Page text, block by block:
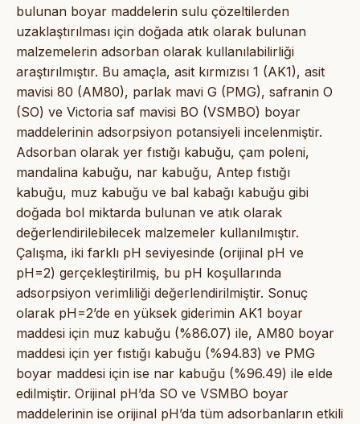
bulunan boyar maddelerin sulu çözeltilerden
uzaklaştırılması için doğada atık olarak bulunan
malzemelerin adsorban olarak kullanılabilirliği
araştırılmıştır. Bu amaçla, asit kırmızısı 1 (AK1), asit
mavisi 80 (AM80), parlak mavi G (PMG), safranin O
(SO) ve Victoria saf mavisi BO (VSMBO) boyar
maddelerinin adsorpsiyon potansiyeli incelenmiştir.
Adsorban olarak yer fıstığı kabuğu, çam poleni,
mandalina kabuğu, nar kabuğu, Antep fıstığı
kabuğu, muz kabuğu ve bal kabağı kabuğu gibi
doğada bol miktarda bulunan ve atık olarak
değerlendirilebilecek malzemeler kullanılmıştır.
Çalışma, iki farklı pH seviyesinde (orijinal pH ve
pH=2) gerçekleştirilmiş, bu pH koşullarında
adsorpsiyon verimliliği değerlendirilmiştir. Sonuç
olarak pH=2’de en yüksek giderimin AK1 boyar
maddesi için muz kabuğu (%86.07) ile, AM80 boyar
maddesi için yer fıstığı kabuğu (%94.83) ve PMG
boyar maddesi için ise nar kabuğu (%96.49) ile elde
edilmiştir. Orijinal pH’da SO ve VSMBO boyar
maddelerinin ise orijinal pH’da tüm adsorbanların etkili